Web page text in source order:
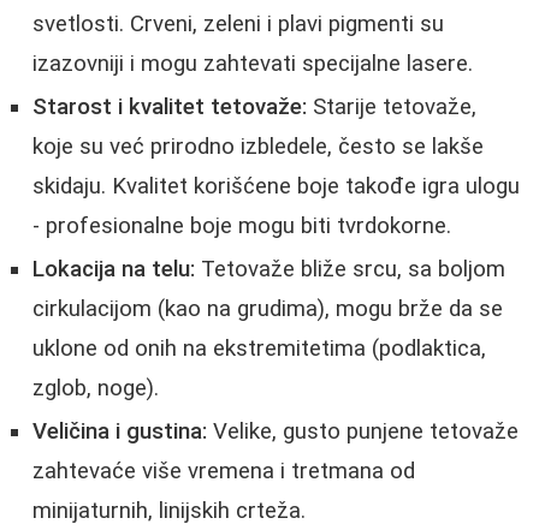
svetlosti. Crveni, zeleni i plavi pigmenti su
izazovniji i mogu zahtevati specijalne lasere.
Starost i kvalitet tetovaže: Starije tetovaže,
koje su već prirodno izbledele, često se lakše
skidaju. Kvalitet korišćene boje takođe igra ulogu
- profesionalne boje mogu biti tvrdokorne.
Lokacija na telu: Tetovaže bliže srcu, sa boljom
cirkulacijom (kao na grudima), mogu brže da se
uklone od onih na ekstremitetima (podlaktica,
zglob, noge).
Veličina i gustina: Velike, gusto punjene tetovaže
zahtevaće više vremena i tretmana od
minijaturnih, linijskih crteža.